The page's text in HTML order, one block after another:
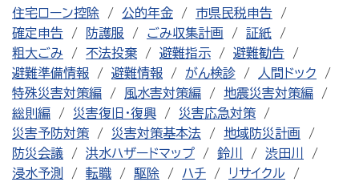
住宅ローン控除
公的年金
市県民税申告
確定申告
防護服 ごみ収集計画
証紙
粗大ごみ
不法投棄 避難指示
避難勧告
避難準備情報
避難情報 がん検診
人間ドック
特殊災害対策編
風水害対策編
地震災害対策編
総則編
災害復旧・復興
災害応急対策
災害予防対策
災害対策基本法
地域防災計画
防災会議
洪水ハザードマップ 鈴川
渋田川
浸水予測
転職 駆除 ハチ
リサイクル